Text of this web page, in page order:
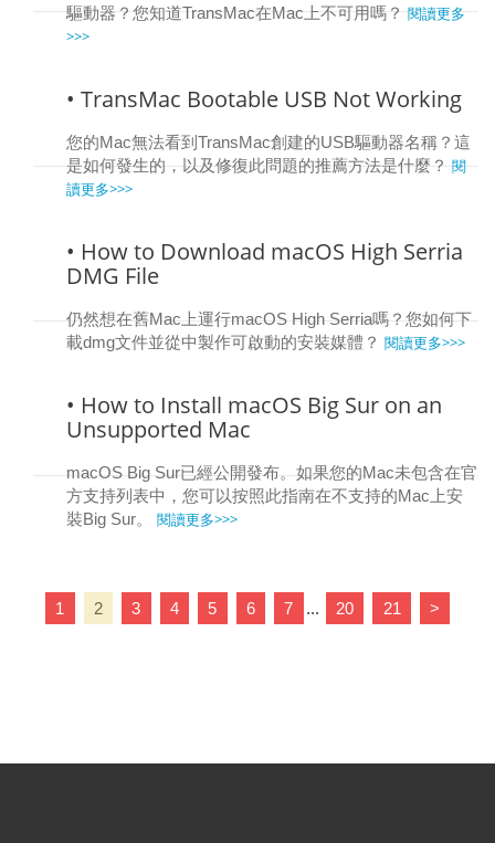
驅動器？您知道TransMac在Mac上不可用嗎？ 閱讀更多
>>>
• TransMac Bootable USB Not Working
您的Mac無法看到TransMac創建的USB驅動器名稱？這
是如何發生的，以及修復此問題的推薦方法是什麼？ 閱
讀更多>>>
• How to Download macOS High Serria
DMG File
仍然想在舊Mac上運行macOS High Serria嗎？您如何下
載dmg文件並從中製作可啟動的安裝媒體？ 閱讀更多>>>
• How to Install macOS Big Sur on an
Unsupported Mac
macOS Big Sur已經公開發布。如果您的Mac未包含在官
方支持列表中，您可以按照此指南在不支持的Mac上安
裝Big Sur。 閱讀更多>>>
1 2 3 4 5 6 7 ... 20 21 >